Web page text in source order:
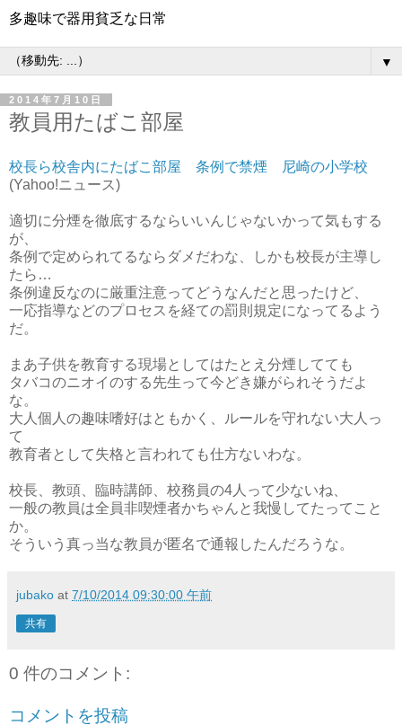
多趣味で器用貧乏な日常
▼
2014年7月10日
教員用たばこ部屋
校長ら校舎内にたばこ部屋 条例で禁煙 尼崎の小学校
(Yahoo!ニュース)
適切に分煙を徹底するならいいんじゃないかって気もする
が、
条例で定められてるならダメだわな、しかも校長が主導し
たら…
条例違反なのに厳重注意ってどうなんだと思ったけど、
一応指導などのプロセスを経ての罰則規定になってるよう
だ。
まあ子供を教育する現場としてはたとえ分煙してても
タバコのニオイのする先生って今どき嫌がられそうだよ
な。
大人個人の趣味嗜好はともかく、ルールを守れない大人っ
て
教育者として失格と言われても仕方ないわな。
校長、教頭、臨時講師、校務員の4人って少ないね、
一般の教員は全員非喫煙者かちゃんと我慢してたってこと
か。
そういう真っ当な教員が匿名で通報したんだろうな。
jubako at 7/10/2014 09:30:00 午前
共有
0 件のコメント:
コメントを投稿